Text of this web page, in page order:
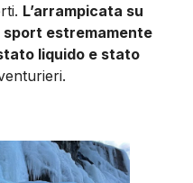
L’arrampicata su
estremamente
liquido e stato